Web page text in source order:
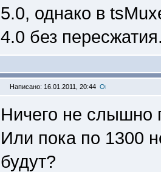
5.0, однако в
4.0 без
Написано: 16.01.2011, 20:44
Ничего не слышно
Или пока по 1300
будут?